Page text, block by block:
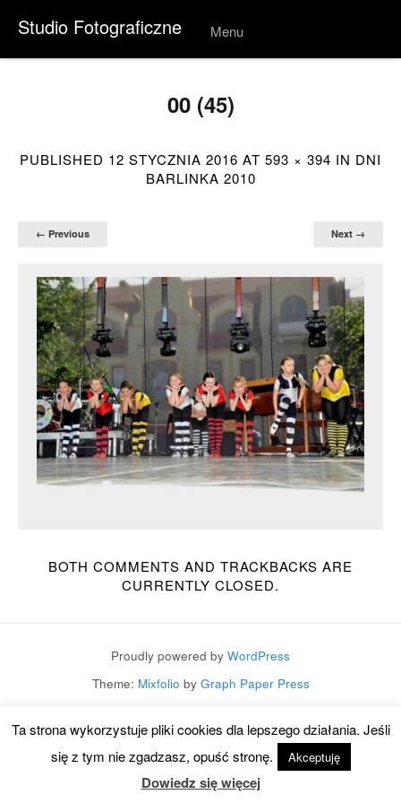
Studio Fotograficzne Menu
Skip to
00 (45)
PUBLISHED 12 STYCZNIA 2016 AT 593 × 394 IN DNI
BARLINKA 2010
← Previous Next →
BOTH COMMENTS AND TRACKBACKS ARE
CURRENTLY CLOSED.
Proudly powered by WordPress
Theme: Mixfolio by Graph Paper Press
Ta strona wykorzystuje pliki cookies dla lepszego działania. Jeśli
się z tym nie zgadzasz, opuść stronę.
Akceptuję
Dowiedz się więcej